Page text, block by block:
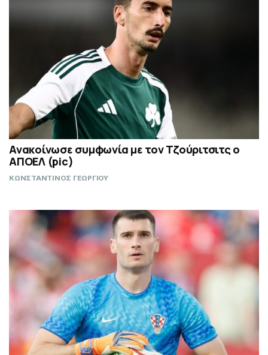
Ανακοίνωσε συμφωνία με τον Τζούριτσιτς ο
ΑΠΟΕΛ (pic)
ΚΩΝΣΤΑΝΤΙΝΟΣ ΓΕΩΡΓΙΟΥ